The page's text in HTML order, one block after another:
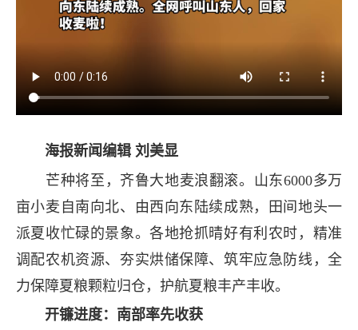
海报新闻编辑 刘美显
芒种将至，齐鲁大地麦浪翻滚。山东6000多万
亩小麦自南向北、由西向东陆续成熟，田间地头一
派夏收忙碌的景象。各地抢抓晴好有利农时，精准
调配农机资源、夯实烘储保障、筑牢应急防线，全
力保障夏粮颗粒归仓，护航夏粮丰产丰收。
开镰进度：南部率先收获